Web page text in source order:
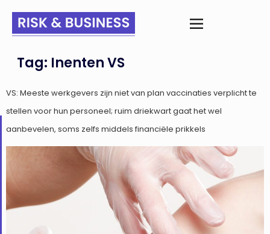
Tag: Inenten VS
VS: Meeste werkgevers zijn niet van plan vaccinaties verplicht te
stellen voor hun personeel; ruim driekwart gaat het wel
aanbevelen, soms zelfs middels financiële prikkels